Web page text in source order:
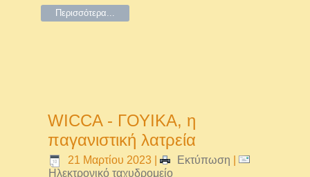
Περισσότερα...
WICCA - ΓΟΥΙΚΑ, η
παγανιστική λατρεία
21 Μαρτίου 2023 | Εκτύπωση
Ηλεκτρονικό ταχυδρομείο